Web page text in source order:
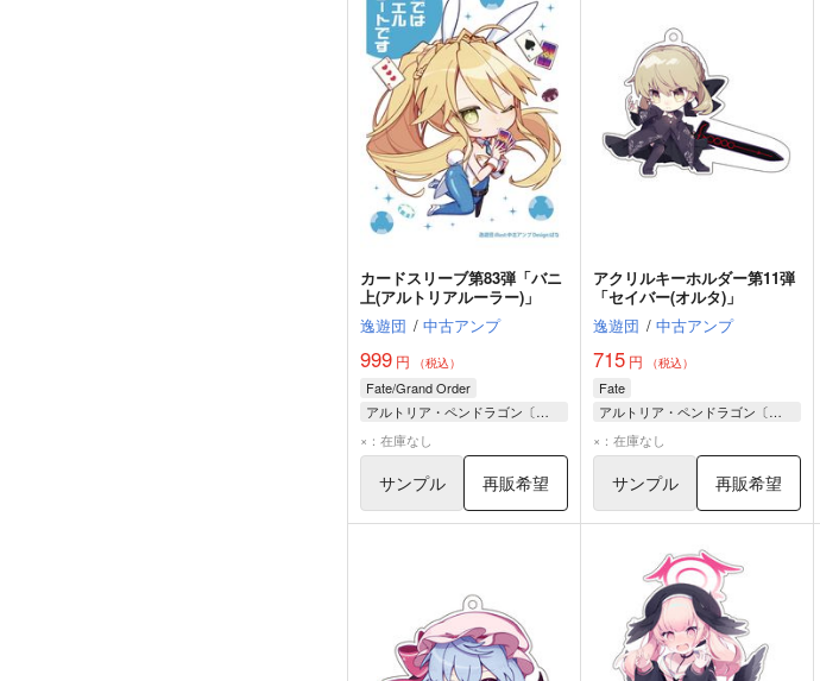
カードスリーブ第83弾「バニ
上(アルトリアルーラー)」
逸遊団 / 中古アンプ
999 円 （税込）
Fate/Grand Order
アルトリア・ペンドラゴン〔ルーラー〕
×：在庫なし
サンプル 再販希望
アクリルキーホルダー第11弾
「セイバー(オルタ)」
逸遊団 / 中古アンプ
715円 （税込）
Fate
アルトリア・ペンドラゴン〔オルタ〕
セイバー〔オルタ〕
×：在庫なし
サンプル 再販希望